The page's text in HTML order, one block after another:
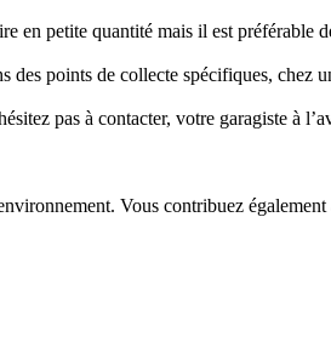
en petite quantité mais il est préférable
points de collecte spécifiques, chez
pas à contacter, votre garagiste à
Vous contribuez